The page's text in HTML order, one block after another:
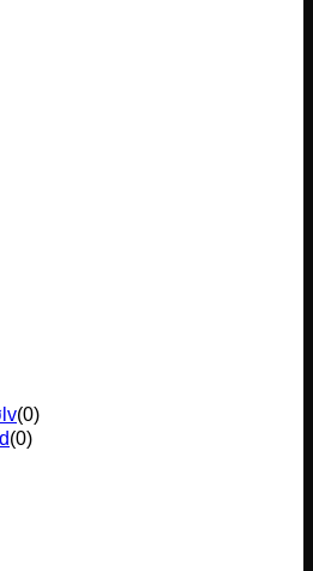
(0)
(0)